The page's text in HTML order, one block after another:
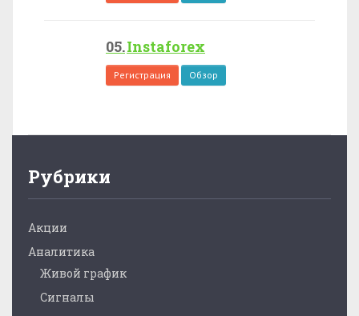
Instaforex
Регистрация Обзор
Рубрики
Акции
Аналитика
Живой график
Сигналы